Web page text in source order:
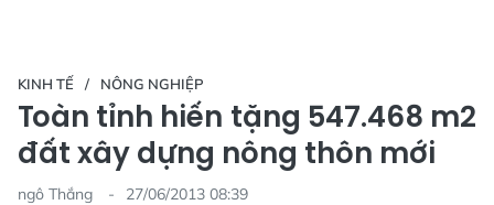
KINH TẾ NÔNG NGHIỆP
Toàn tỉnh hiến tặng 547.468 m2
đất xây dựng nông thôn mới
ngô Thắng
27/06/2013 08:39